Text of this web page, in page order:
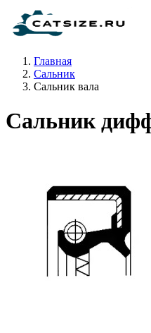
Главная
Сальник
Сальник вала
Сальник